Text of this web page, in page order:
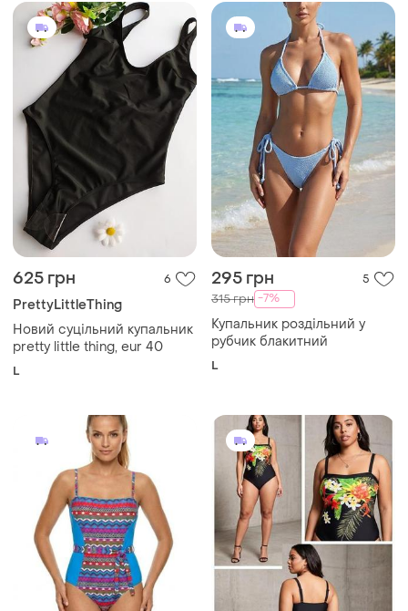
625 грн 6
PrettyLittleThing
Новий суцільний купальник
pretty little thing, eur 40
L
295 грн 5
315 грн -7%
Купальник роздільний у
рубчик блакитний
L